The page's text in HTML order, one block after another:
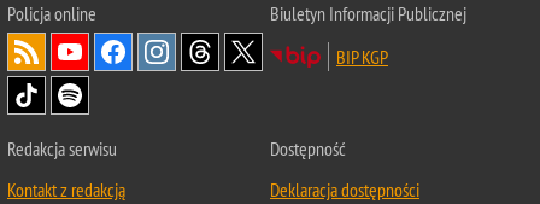
Policjaonline
Biuletyn Informacji Publicznej
BIP KGP
Redakcja serwisu
Kontakt z redakcją
Dostępność
Deklaracja dostępności